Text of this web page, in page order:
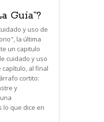
Guía”?
y uso de
la última
un capitulo
cuidado y uso
capítulo, al final
cortito:
y
lo que dice en